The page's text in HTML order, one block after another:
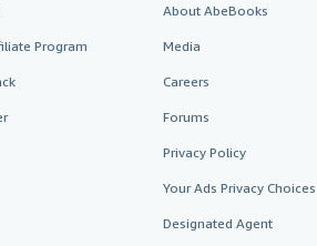
Program
About AbeBooks
Media
Careers
Forums
Privacy Policy
Your Ads Privacy Choices
Designated Agent